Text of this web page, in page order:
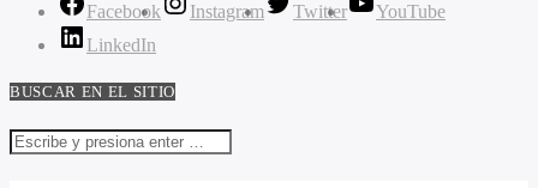
Facebook Instagram Twitter
YouTube
LinkedIn
BUSCAR EN EL SITIO